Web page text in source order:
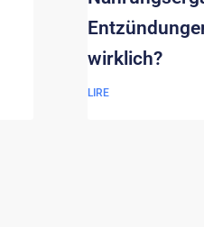
wirklich?
LIRE